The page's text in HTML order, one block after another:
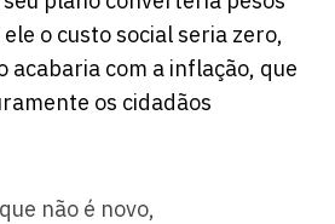
ele o custo social seria zero,
acabaria com a inflação, que
os cidadãos
não é novo,